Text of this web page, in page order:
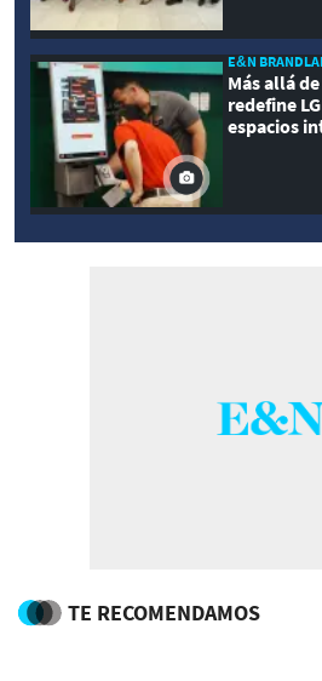
E&N
Más allá
redefine
espacios
TE RECOMENDAMOS